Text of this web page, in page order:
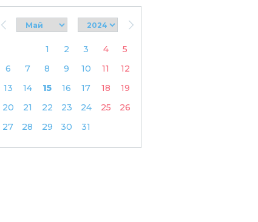
1 2 3 4
5
6
7 8 9 10 11
12
13
14 15 16 17 18
19
20
21 22 23 24 25
26
27
28 29 30 31